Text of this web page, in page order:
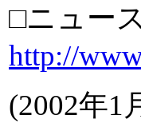
□ニュー
http://
(2002年1